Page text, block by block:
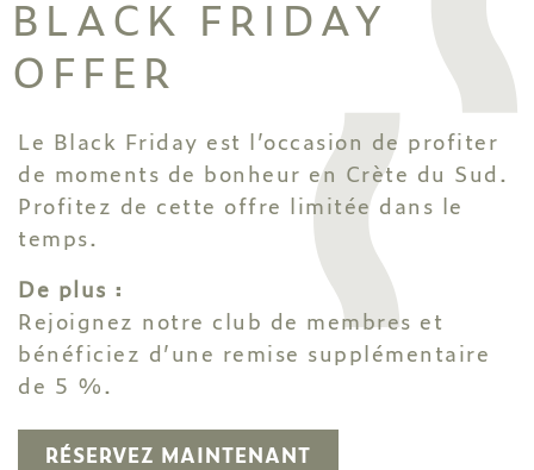
BLACK FRIDAY
OFFER
Le Black Friday est l’occasion de profiter
de moments de bonheur en Crète du Sud.
Profitez de cette offre limitée dans le
temps.
De plus :
Rejoignez notre club de membres et
bénéficiez d’une remise supplémentaire
de 5 %.
RÉSERVEZ MAINTENANT